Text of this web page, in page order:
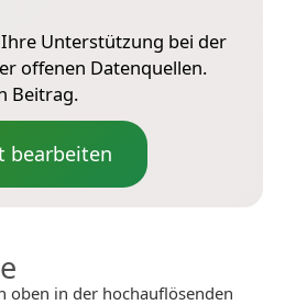
Unterstützung bei der
offenen Datenquellen.
Beitrag.
bearbeiten
oben in der hochauflösenden